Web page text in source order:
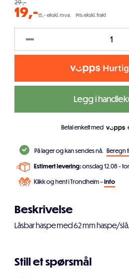
29,-
19,-15,- ekskl. mva. Pris ekskl. frakt
Legg i
Betal enkelt med
På lager og kan sendes nå. Beregn
Estimert levering:onsdag 12.08 -
Klikk og hent i Trondheim –info
Beskrivelse
Låsbar haspe med 62 mm haspe/slå.
Still et spørsmål